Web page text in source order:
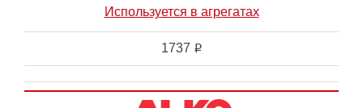
Используется в агрегатах
1737 i